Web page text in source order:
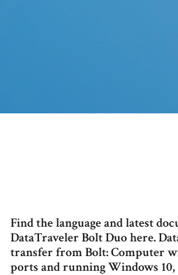
Find the language and latest
DataTraveler Bolt Duo here.
transfer from Bolt: Computer
ports and running Windows 10,